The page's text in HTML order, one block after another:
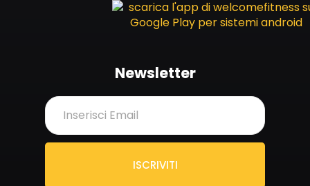
Newsletter
ISCRIVITI